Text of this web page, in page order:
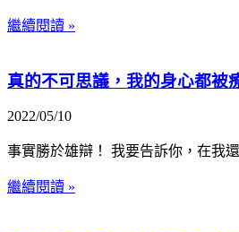
繼續閱讀 »
真的不可思議，我的身心都被
2022/05/10
事實勝於雄辯！ 我要告訴你，在我
繼續閱讀 »